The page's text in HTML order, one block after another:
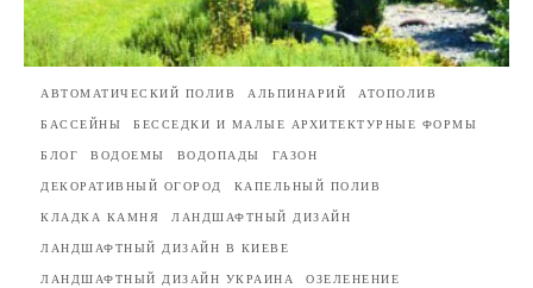
АВТОМАТИЧЕСКИЙ ПОЛИВ АЛЬПИНАРИЙ АТОПОЛИВ
БАССЕЙНЫ БЕССЕДКИ И МАЛЫЕ АРХИТЕКТУРНЫЕ ФОРМЫ
БЛОГ ВОДОЕМЫ ВОДОПАДЫ ГАЗОН
ДЕКОРАТИВНЫЙ ОГОРОД КАПЕЛЬНЫЙ ПОЛИВ
КЛАДКА КАМНЯ ЛАНДШАФТНЫЙ ДИЗАЙН
ЛАНДШАФТНЫЙ ДИЗАЙН В КИЕВЕ
ЛАНДШАФТНЫЙ ДИЗАЙН УКРАИНА ОЗЕЛЕНЕНИЕ